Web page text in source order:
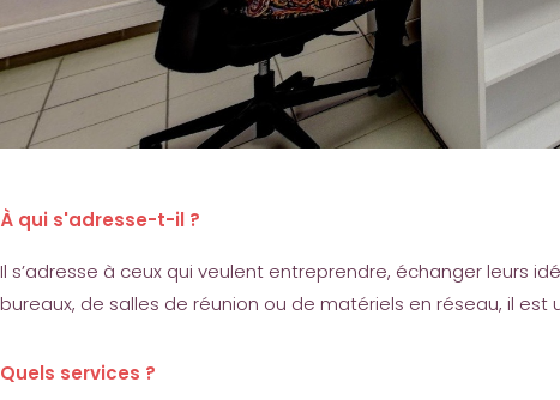
À qui s'adresse-t-il ?
Il s’adresse à ceux qui veulent entreprendre, échanger leurs
bureaux, de salles de réunion ou de matériels en réseau, il
Quels services ?